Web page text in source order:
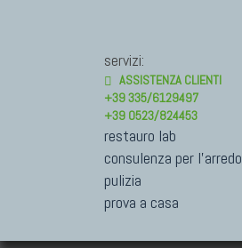
servizi:
ASSISTENZA CLIENTI
+39 335/6129497
+39 0523/824453
restauro lab
consulenza per l'arredo
pulizia
prova a casa